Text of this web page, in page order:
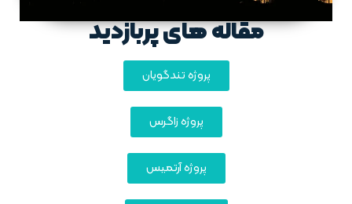
مقاله های پربازدید
پروژه تندگویان
پروژه زاگرس
پروژه آرتمیس